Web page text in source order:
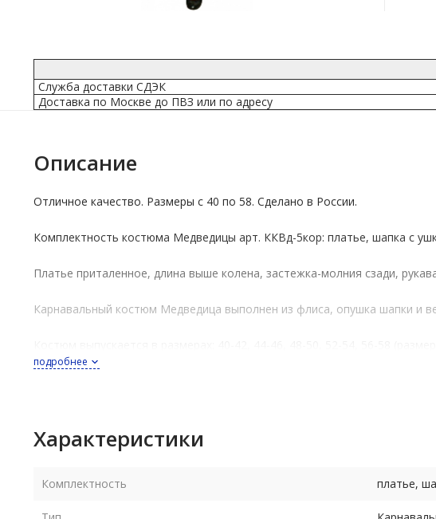
Служба доставки СДЭК
Доставка по Москве до ПВЗ или по адресу
Описание
Отличное качество. Размеры с 40 по 58. Сделано в России.
Комплектность костюма Медведицы арт. ККВд-5кор: платье, шапка с
Платье приталенное, длина выше колена, застежка-молния сзади,
Карнавальный костюм Медведица выполнен из флиса, опушка шапки и
подробнее
Характеристики
Комплектность платье,